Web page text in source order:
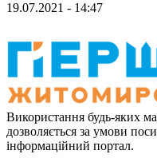
19.07.2021 - 14:47
Використання будь-яких
дозволяється за умови
інформаційний портал.